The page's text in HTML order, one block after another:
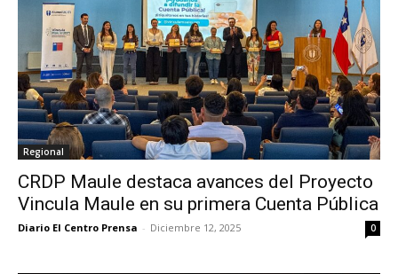
Regional
CRDP Maule destaca avances del Proyecto
Vincula Maule en su primera Cuenta Pública
Diario El Centro Prensa - Diciembre 12, 2025 0